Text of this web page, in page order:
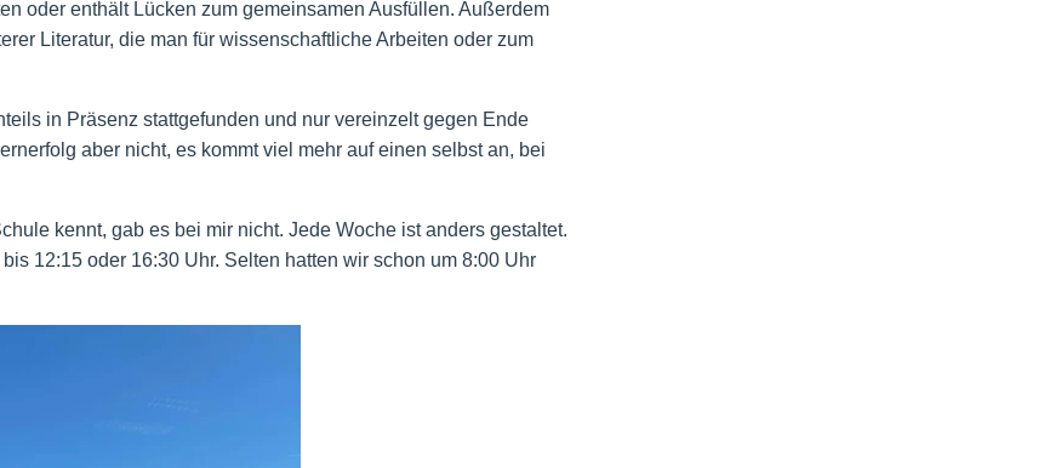
oder enthält Lücken zum gemeinsamen Ausfüllen. Außerdem
Literatur, die man für wissenschaftliche Arbeiten oder zum
in Präsenz stattgefunden und nur vereinzelt gegen Ende
aber nicht, es kommt viel mehr auf einen selbst an, bei
kennt, gab es bei mir nicht. Jede Woche ist anders gestaltet.
12:15 oder 16:30 Uhr. Selten hatten wir schon um 8:00 Uhr